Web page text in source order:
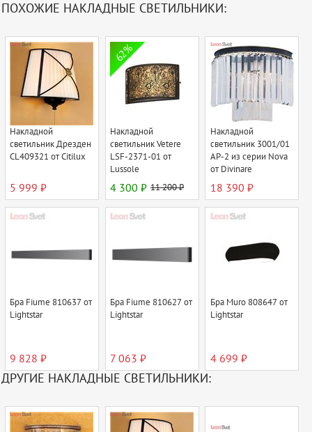
ПОХОЖИЕ НАКЛАДНЫЕ СВЕТИЛЬНИКИ:
Накладной
светильник Дрезден
CL409321 от Citilux
5 999 ₽
62%
Накладной
светильник Vetere
LSF-2371-01 от
Lussole
4 300 ₽ 11 200 ₽
Накладной
светильник 3001/01
AP-2 из серии Nova
от Divinare
18 390 ₽
Бра Fiume 810637 от
Lightstar
9 828 ₽
Бра Fiume 810627 от
Lightstar
7 063 ₽
Бра Muro 808647 от
Lightstar
4 699 ₽
ДРУГИЕ НАКЛАДНЫЕ СВЕТИЛЬНИКИ: